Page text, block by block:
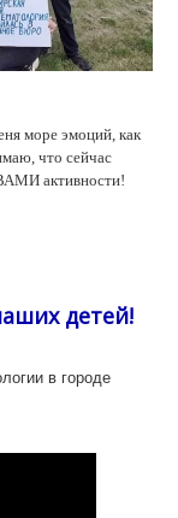
море эмоций, как
что сейчас
активности!
детей!
в городе